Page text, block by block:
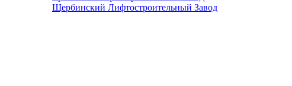
Щербинский Лифтостроительный Завод